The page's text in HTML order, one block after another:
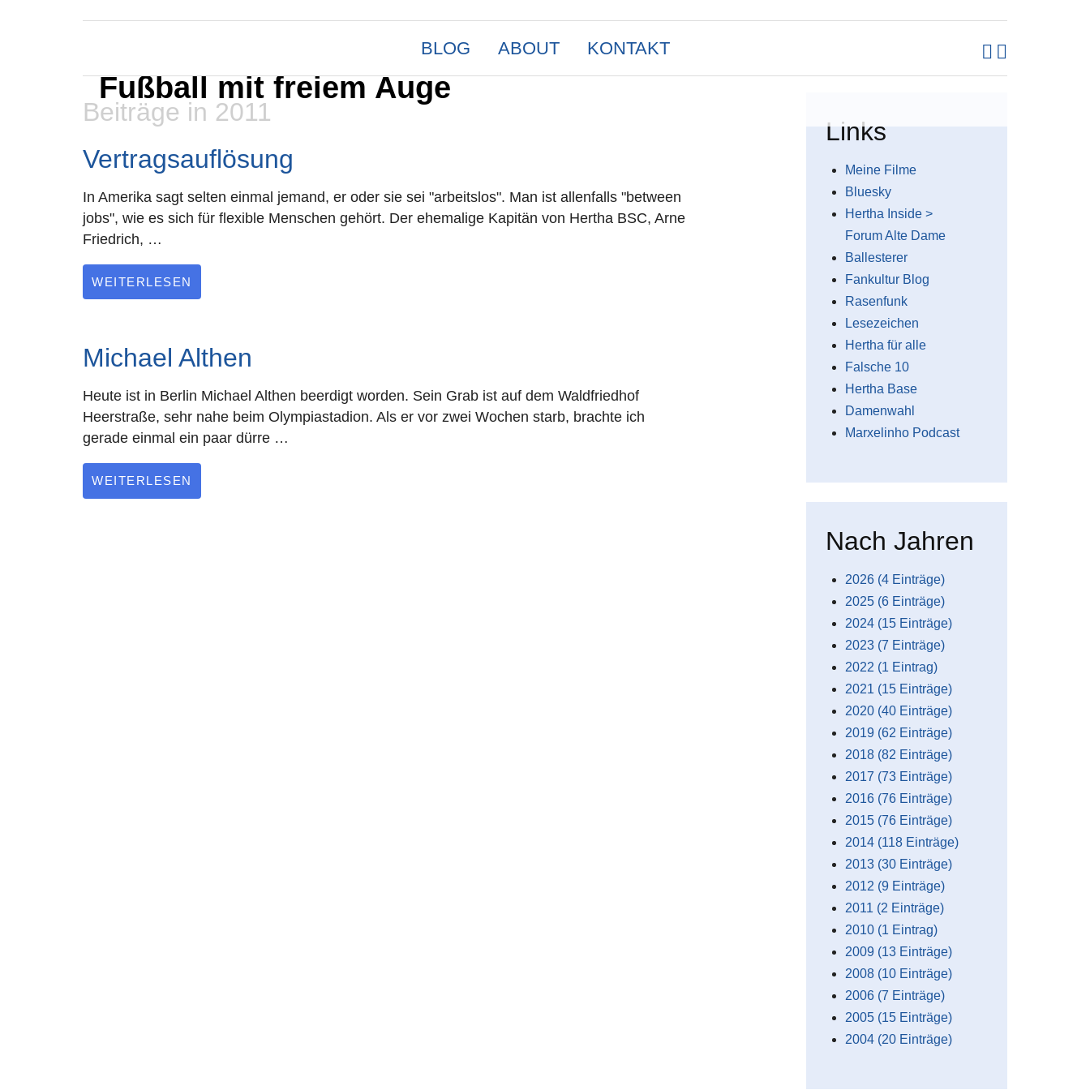
Fußball mit freiem Auge
BLOG ABOUT KONTAKT
Beiträge in 2011
Vertragsauflösung
In Amerika sagt selten einmal jemand, er oder sie sei "arbeitslos". Man ist allenfalls "between
jobs", wie es sich für flexible Menschen gehört. Der ehemalige Kapitän von Hertha BSC, Arne
Friedrich, …
WEITERLESEN
Michael Althen
Heute ist in Berlin Michael Althen beerdigt worden. Sein Grab ist auf dem Waldfriedhof
Heerstraße, sehr nahe beim Olympiastadion. Als er vor zwei Wochen starb, brachte ich
gerade einmal ein paar dürre …
WEITERLESEN
Links
Meine Filme
Bluesky
Hertha Inside >
Forum Alte Dame
Ballesterer
Fankultur Blog
Rasenfunk
Lesezeichen
Hertha für alle
Falsche 10
Hertha Base
Damenwahl
Marxelinho Podcast
Nach Jahren
2026 (4 Einträge)
2025 (6 Einträge)
2024 (15 Einträge)
2023 (7 Einträge)
2022 (1 Eintrag)
2021 (15 Einträge)
2020 (40 Einträge)
2019 (62 Einträge)
2018 (82 Einträge)
2017 (73 Einträge)
2016 (76 Einträge)
2015 (76 Einträge)
2014 (118 Einträge)
2013 (30 Einträge)
2012 (9 Einträge)
2011 (2 Einträge)
2010 (1 Eintrag)
2009 (13 Einträge)
2008 (10 Einträge)
2006 (7 Einträge)
2005 (15 Einträge)
2004 (20 Einträge)